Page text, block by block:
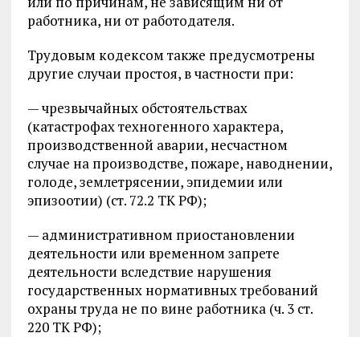
работника, ни от работодателя.
Трудовым кодексом также предусмотрены
другие случаи простоя, в частности при:
— чрезвычайных обстоятельствах
(катастрофах техногенного характера,
производственной аварии, несчастном
случае на производстве, пожаре, наводнении,
голоде, землетрясении, эпидемии или
эпизоотии) (ст. 72.2 ТК РФ);
— административном приостановлении
деятельности или временном запрете
деятельности вследствие нарушения
государственных нормативных требований
охраны труда не по вине работника (ч. 3 ст.
220 ТК РФ);